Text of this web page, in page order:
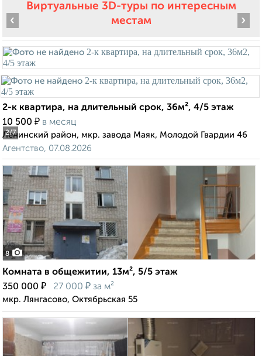
Виртуальные 3D-туры по интересным
местам
2/7
‹ ›
2-к квартира, на длительный срок, 36м², 4/5 этаж
10 500 ₽ в месяц
Ленинский район, мкр. завода Маяк, Молодой Гвардии 46
Агентство, 07.08.2026
8
Комната в общежитии, 13м², 5/5 этаж
350 000 ₽ 27 000 ₽ за м²
мкр. Лянгасово, Октябрьская 55